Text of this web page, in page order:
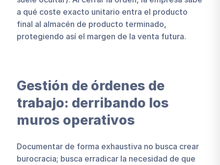
a qué coste exacto unitario entra el producto
final al almacén de producto terminado,
protegiendo así el margen de la venta futura.
Gestión de órdenes de
trabajo: derribando los
muros operativos
Documentar de forma exhaustiva no busca crear
burocracia; busca erradicar la necesidad de que